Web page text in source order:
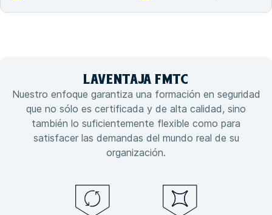
LAVENTAJA FMTC
Nuestro enfoque garantiza una formación en seguridad
que no sólo es certificada y de alta calidad, sino
también lo suficientemente flexible como para
satisfacer las demandas del mundo real de su
organización.